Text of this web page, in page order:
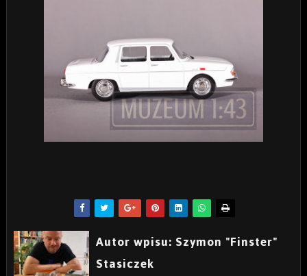
Autor wpisu: Szymon "Finster"
Stasiczek